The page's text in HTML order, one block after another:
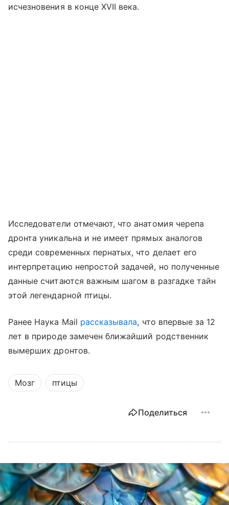
исчезновения в конце XVII века.
Исследователи отмечают, что анатомия черепа
дронта уникальна и не имеет прямых аналогов
среди современных пернатых, что делает его
интерпретацию непростой задачей, но полученные
данные считаются важным шагом в разгадке тайн
этой легендарной птицы.
Ранее Наука Mail рассказывала, что впервые за 12
лет в природе замечен ближайший родственник
вымерших дронтов.
Мозг птицы
Поделиться